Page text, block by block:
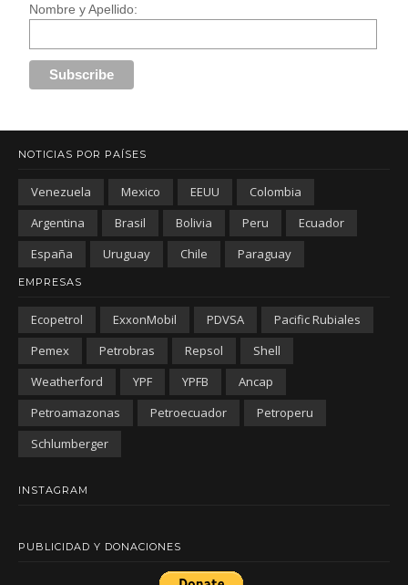
Nombre y Apellido:
NOTICIAS POR PAÍSES
Venezuela Mexico EEUU
Colombia
Argentina
Brasil Bolivia Peru
Ecuador
España
Uruguay Chile Paraguay
EMPRESAS
Ecopetrol ExxonMobil PDVSA
Pacific Rubiales
Pemex
Petrobras Repsol
Shell
Weatherford
YPF YPFB
Ancap
Petroamazonas
Petroecuador
Petroperu
Schlumberger
INSTAGRAM
PUBLICIDAD Y DONACIONES